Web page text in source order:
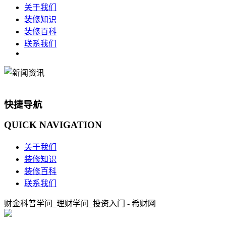
关于我们
装修知识
装修百科
联系我们
快捷导航
QUICK NAVIGATION
关于我们
装修知识
装修百科
联系我们
财金科普学问_理财学问_投资入门 - 希财网